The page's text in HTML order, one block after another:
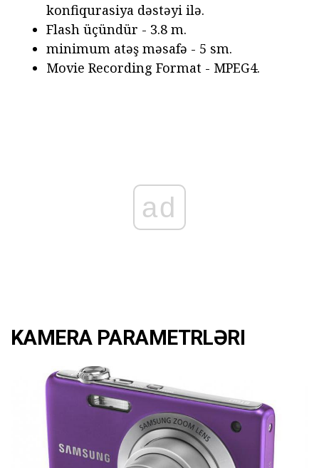
konfiqurasiya dəstəyi ilə.
Flash üçündür - 3.8 m.
minimum atəş məsafə - 5 sm.
Movie Recording Format - MPEG4.
ad
KAMERA PARAMETRLƏRI